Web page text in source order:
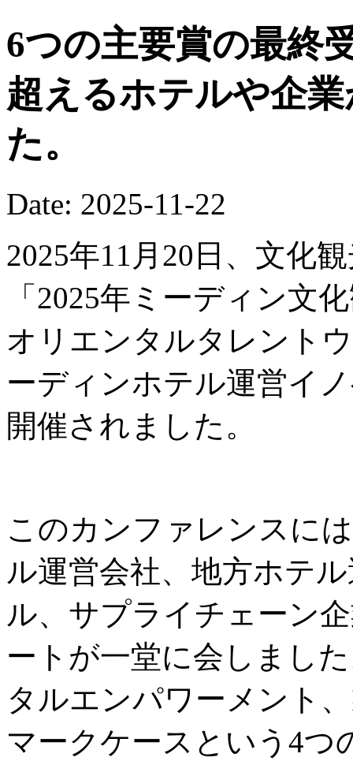
6つの主要賞の最終
超えるホテルや企
た。
Date: 2025-11-22
2025年11月20日、文化
「2025年ミーディン文
オリエンタルタレント
ーディンホテル運営イ
開催されました。
このカンファレンスに
ル運営会社、地方ホテ
ル、サプライチェーン
ートが一堂に会しまし
タルエンパワーメント
マークケースという4つ